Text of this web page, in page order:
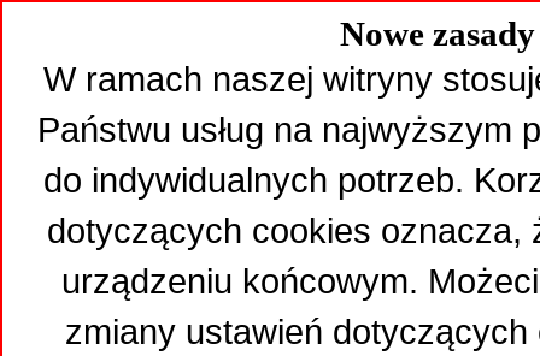
Nowe
W ramach naszej witryny
Państwu usług na najwyższym
do indywidualnych potrzeb.
dotyczących cookies oznacza,
urządzeniu końcowym.
zmiany ustawień